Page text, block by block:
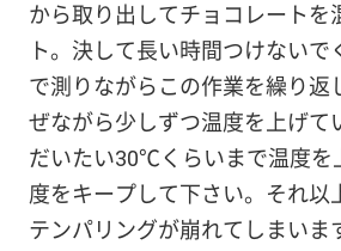
から取り出してチョコレートを
ト。決して長い時間つけないで
で測りながらこの作業を繰り返
ぜながら少しずつ温度を上げて
だいたい30℃くらいまで温度を
度をキープして下さい。それ以
テンパリングが崩れてしまいま